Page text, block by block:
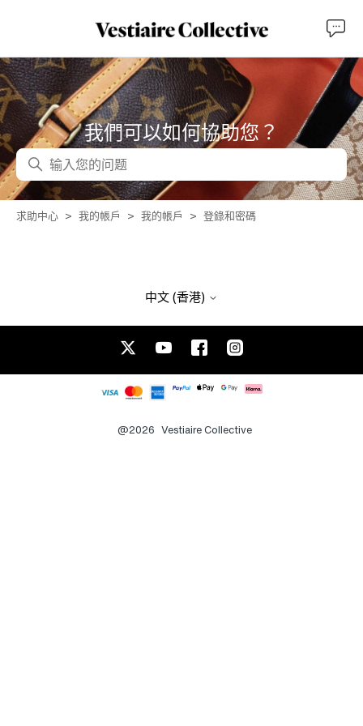
我們可以如何協助您？
搜尋
求助中心 我的帳戶 我的帳戶 登錄和密碼
中文 (香港)
@2026 Vestiaire Collective